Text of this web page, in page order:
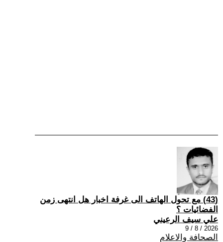
(43) مع تحول الهاتف الى غرفة اخبار هل انتهى زمن
الفضائيات ؟
علي سيف الرعيني
2026 / 8 / 9
الصحافة والاعلام